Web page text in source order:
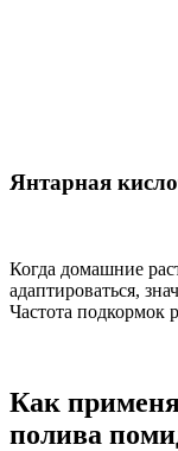
Янтарная
Когда домашние
адаптироваться,
Частота подкормок
Как
полива